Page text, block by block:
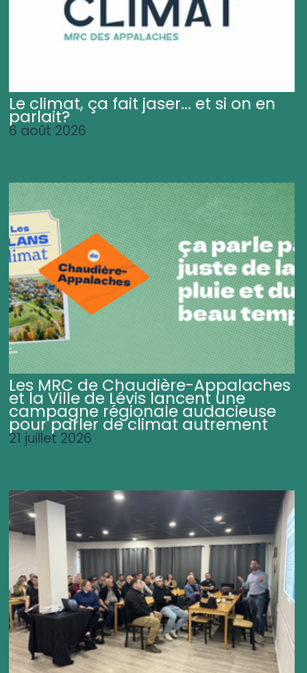
Le climat, ça fait jaser... et si on en
parlait?
6 août 2026
Les MRC de Chaudière-Appalaches
et la Ville de Lévis lancent une
campagne régionale audacieuse
pour parler de climat autrement
21 juillet 2026